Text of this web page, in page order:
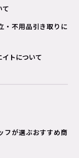
て
・不用品引き取りに
イトについて
フが選ぶおすすめ商